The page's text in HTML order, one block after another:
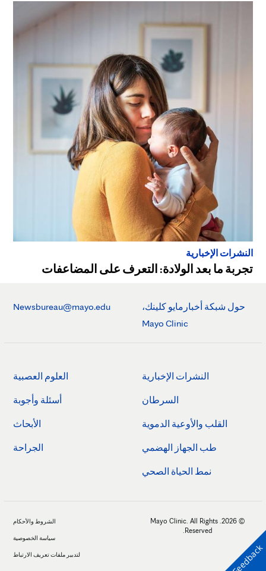
النشرات الإخبارية
تجربة ما بعد الولادة: التعرف على المضاعفات
حول شبكة أخبارمايو كلينك،
Mayo Clinic
Newsbureau@mayo.edu
النشرات الإخبارية
السرطان
القلب والأوعية الدموية
طب الجهاز الهضمي
نمط الحياة الصحي
العلوم العصبية
أسئلة وأجوبة
الأبحاث
الجراحة
الشروط والأحكام
سياسة الخصوصية
لتدبير ملفات تعريف الارتباط
© 2026. Mayo Clinic. All Rights
Reserved.
Feedback